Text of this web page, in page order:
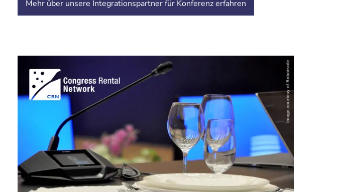
Mehr über unsere Integrationspartner für Konferenz erfahren